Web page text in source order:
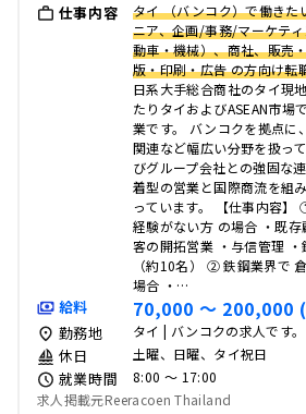
仕事内容
タイ （バンコク）で働きた
ニア、企画/事務/マーケテ
動車・機械）、商社、販売
版・印刷・広告 の方向け転
日系大手総合商社のタイ現
たりタイおよびASEAN市場
業です。 バンコクを拠点に
関連など幅広い分野を扱っ
びグループ会社との強固な
着型の営業と国際商流を組
っています。 【仕事内容】
経験がない方 の場合 ・既
客の開拓営業 ・与信管理
（約10名） ② 鉄鋼業界で
場合 ・…
給料 70,000 〜 200,000
勤務地 タイ | バンコクの求人です。
休日 土曜、日曜、タイ祝日
就業時間
8:00 〜 17:00
求人掲載元Reeracoen Thailand